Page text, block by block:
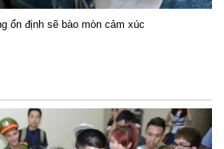
ổn định sẽ bào mòn cảm xúc